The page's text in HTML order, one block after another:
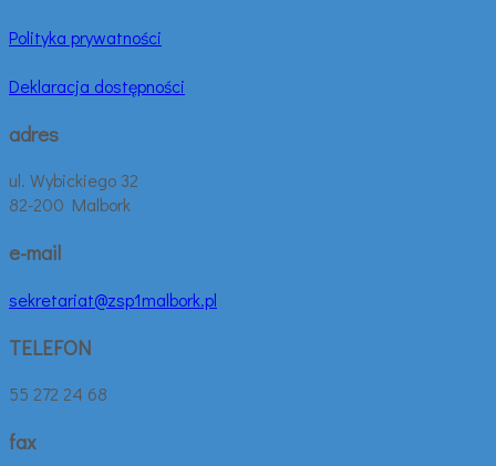
Polityka prywatności
Deklaracja dostępności
adres
ul. Wybickiego 32
82-200 Malbork
e-mail
sekretariat@zsp1malbork.pl
TELEFON
55 272 24 68
fax